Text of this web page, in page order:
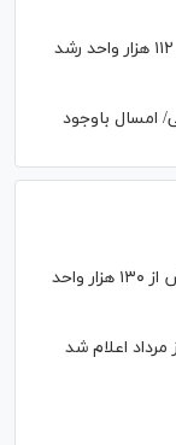
سبزپوشی گسترده بازار بورس؛ شاخص کل ۱۱۲ هزار واحد رشد
امسال باوجود
تداوم روند صعودی بورس/ شاخص کل بیش از ۱۳۰ هزار واحد
مرداد اعلام شد